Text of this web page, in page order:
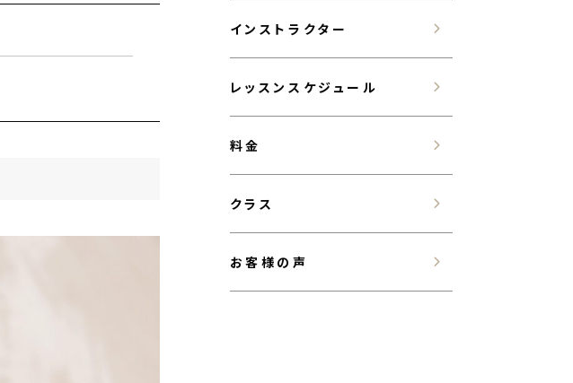
インストラクター
レッスンスケジュール
料金
クラス
お客様の声